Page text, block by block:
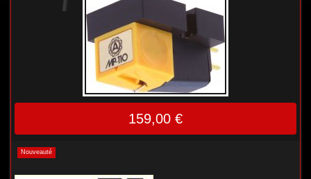
159,00 €
Nouveauté